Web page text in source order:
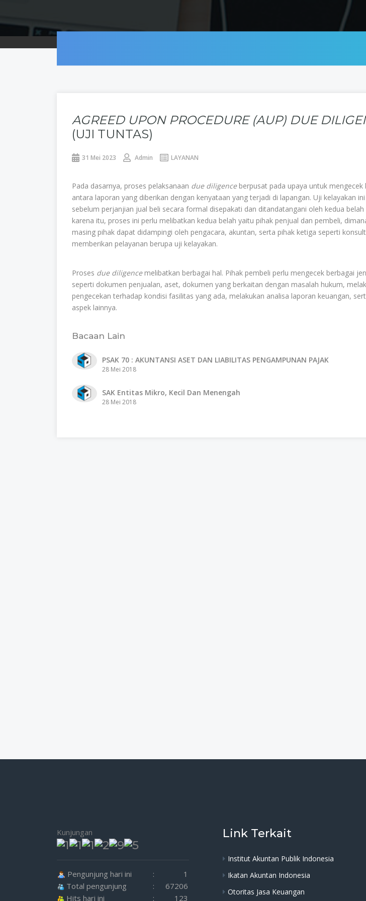
AGREED UPON PROCEDURE (AUP) DUE
(UJI TUNTAS)
31 Mei 2023 Admin LAYANAN
Pada dasarnya, proses pelaksanaan due diligence berpusat pada upaya untuk mengecek
antara laporan yang diberikan dengan kenyataan yang terjadi di lapangan. Uji kelayakan
sebelum perjanjian jual beli secara formal disepakati dan ditandatangani oleh kedua belah
karena itu, proses ini perlu melibatkan kedua belah yaitu pihak penjual dan pembeli,
masing pihak dapat didampingi oleh pengacara, akuntan, serta pihak ketiga seperti
memberikan pelayanan berupa uji kelayakan.
Proses due diligence melibatkan berbagai hal. Pihak pembeli perlu mengecek berbagai
seperti dokumen penjualan, aset, dokumen yang berkaitan dengan masalah hukum,
pengecekan terhadap kondisi fasilitas yang ada, melakukan analisa laporan keuangan,
aspek lainnya.
Bacaan Lain
PSAK 70 : AKUNTANSI ASET DAN LIABILITAS PENGAMPUNAN PAJAK
28 Mei 2018
SAK Entitas Mikro, Kecil Dan Menengah
28 Mei 2018
Kunjungan
Pengunjung hari ini :
1
Total pengunjung
:
67206
Hits hari ini
: 123
Link Terkait
Institut Akuntan Publik Indonesia
Ikatan Akuntan Indonesia
Otoritas Jasa Keuangan